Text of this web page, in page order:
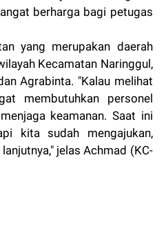
berharga bagi petugas
yang merupakan daerah
Kecamatan Naringgul,
Agrabinta. "Kalau melihat
membutuhkan personel
keamanan. Saat ini
kita sudah mengajukan,
jelas Achmad (KC-